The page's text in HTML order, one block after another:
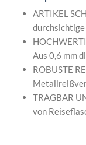
ARTIKEL
durchsichtige
Aus 0,6 mm
ROBUSTE
TRAGBAR
von